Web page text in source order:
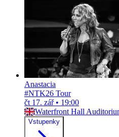
Anastacia
#NTK26 Tour
čt 17. zář • 19:00
Waterfront Hall
Vstupenky